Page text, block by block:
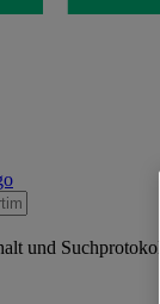
und Suchprotokoll